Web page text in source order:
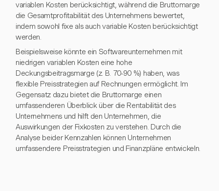
variablen Kosten berücksichtigt, während die Bruttomarge
die Gesamtprofitabilität des Unternehmens bewertet,
indem sowohl fixe als auch variable Kosten berücksichtigt
werden.
Beispielsweise könnte ein Softwareunternehmen mit
niedrigen variablen Kosten eine hohe
Deckungsbeitragsmarge (z. B. 70-90 %) haben, was
flexible Preisstrategien auf Rechnungen ermöglicht. Im
Gegensatz dazu bietet die Bruttomarge einen
umfassenderen Überblick über die Rentabilität des
Unternehmens und hilft den Unternehmen, die
Auswirkungen der Fixkosten zu verstehen. Durch die
Analyse beider Kennzahlen können Unternehmen
umfassendere Preisstrategien und Finanzpläne entwickeln.